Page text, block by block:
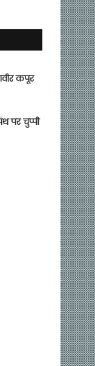
कपूर
पर चुप्पी